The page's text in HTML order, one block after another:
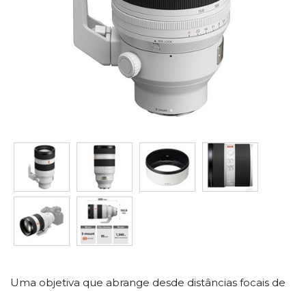
Uma objetiva que abrange desde distâncias focais de